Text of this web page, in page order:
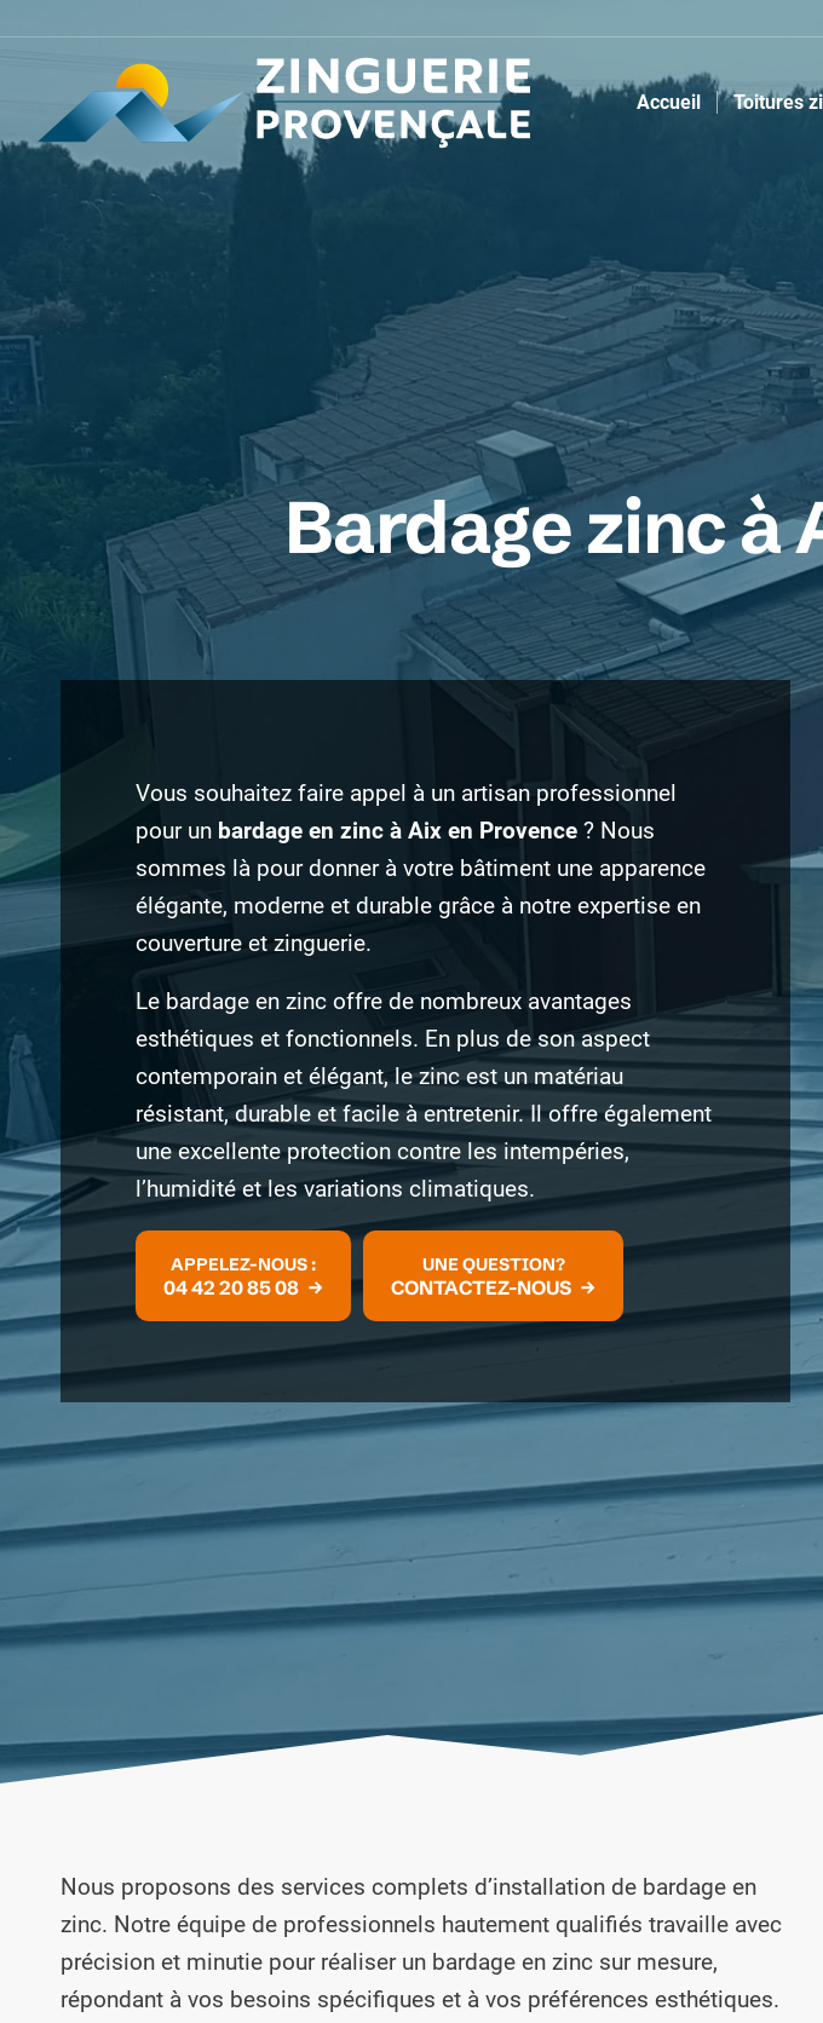
Accueil Toitures
Bardage zinc à
Vous souhaitez faire appel à un artisan professionnel
pour un bardage en zinc à Aix en Provence ? Nous
sommes là pour donner à votre bâtiment une apparence
élégante, moderne et durable grâce à notre expertise en
couverture et zinguerie.
Le bardage en zinc offre de nombreux avantages
esthétiques et fonctionnels. En plus de son aspect
contemporain et élégant, le zinc est un matériau
résistant, durable et facile à entretenir. Il offre également
une excellente protection contre les intempéries,
l’humidité et les variations climatiques.
APPELEZ-NOUS :
04 42 20 85 08
UNE QUESTION?
CONTACTEZ-NOUS
Nous proposons des services complets d’installation de bardage en
zinc. Notre équipe de professionnels hautement qualifiés travaille avec
précision et minutie pour réaliser un bardage en zinc sur mesure,
répondant à vos besoins spécifiques et à vos préférences esthétiques.